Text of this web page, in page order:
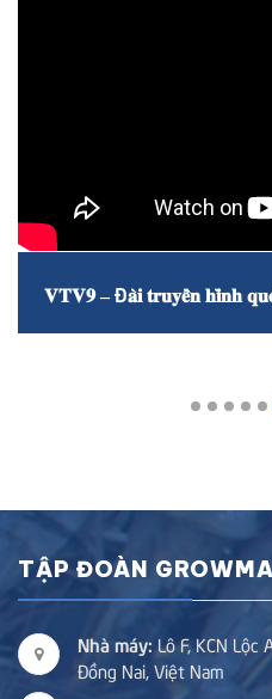
𝐕𝐓𝐕𝟗 – Đ𝐚̀𝐢 𝐭𝐫𝐮𝐲𝐞̂̀𝐧 𝐡𝐢̀𝐧𝐡
TẬP ĐOÀN
Nhà máy: Lô F, KCN Lộc
Đồng Nai, Việt Nam